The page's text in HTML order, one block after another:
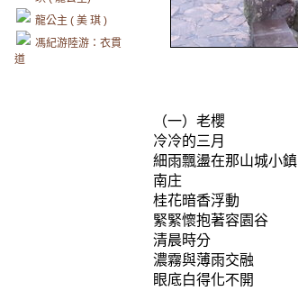
龍公主 ( 美 琪 )
馮紀游陸游：衣貫
道
（一） 老櫻
冷冷的三月
細雨飄盪在那山城小鎮
南庄
桂花暗香浮動
緊緊懷抱著容園谷
清晨時分
濃霧與薄雨交融
眼底白得化不開